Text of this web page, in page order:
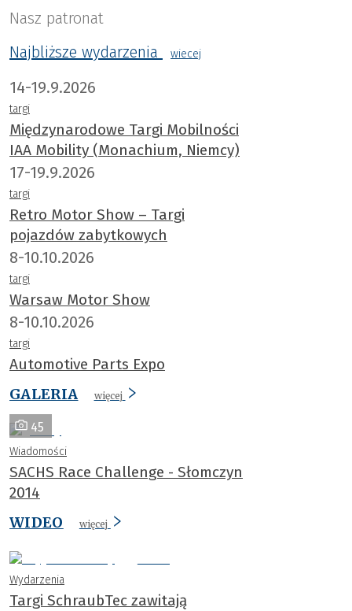
Nasz patronat
Najbliższe wydarzenia
wiecej
14-19.9.2026
targi
Międzynarodowe Targi Mobilności
IAA Mobility (Monachium, Niemcy)
17-19.9.2026
targi
Retro Motor Show – Targi
pojazdów zabytkowych
8-10.10.2026
targi
Warsaw Motor Show
8-10.10.2026
targi
Automotive Parts Expo
GALERIA
więcej
45
Wiadomości
SACHS Race Challenge - Słomczyn
2014
WIDEO
więcej
Wydarzenia
Targi SchraubTec zawitają